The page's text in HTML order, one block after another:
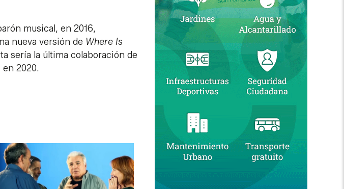
musical, en 2016,
nueva versión de Where Is
sería la última colaboración de
2020.